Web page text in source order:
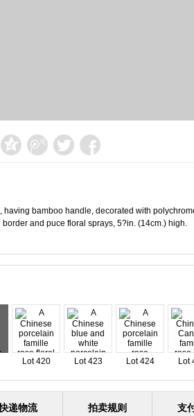
having bamboo handle, decorated with
and puce floral sprays, 5?in. (14cm.) high.
Lot 420 Lot 423 Lot 424 Lot
递物流 拍卖规则 支